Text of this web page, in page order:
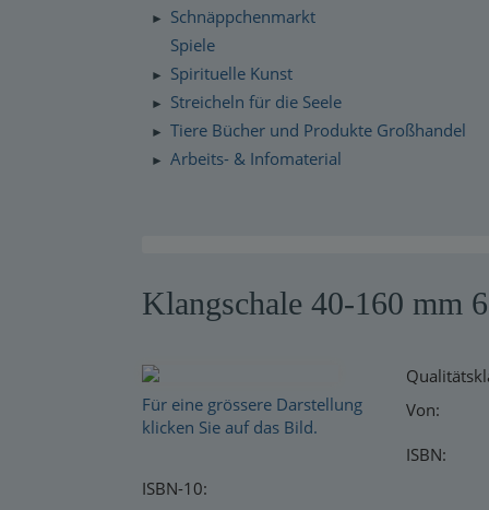
►
Schnäppchenmarkt
Spiele
► Spirituelle Kunst
► Streicheln für die Seele
► Tiere Bücher und Produkte Großhandel
► Arbeits- & Infomaterial
Schnelllager
Kataloge
Klangschale 40-160 mm
Für eine grössere Darstellung
klicken Sie auf das Bild.
Von:
ISBN:
ISBN-10: